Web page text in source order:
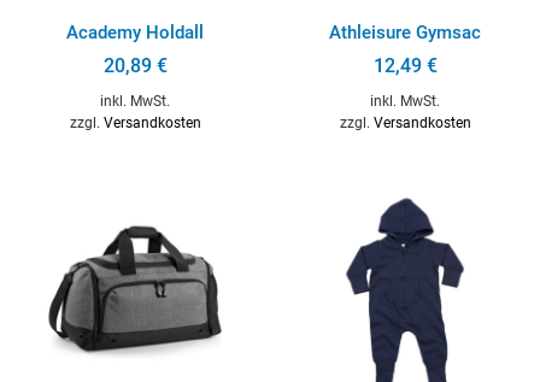
Academy Holdall
20,89 €
inkl. MwSt.
zzgl. Versandkosten
Athleisure Gymsac
12,49 €
inkl. MwSt.
zzgl. Versandkosten